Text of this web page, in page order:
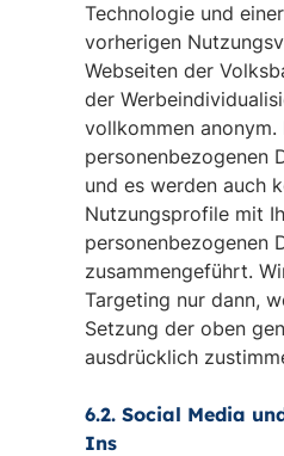
Technologie und
vorherigen
Webseiten der
der
vollkommen anonym.
personenbezogenen
und es werden auch
Nutzungsprofile mit
personenbezogenen
zusammengeführt.
Targeting nur dann,
Setzung der oben
ausdrücklich
6.2. Social Media
Ins